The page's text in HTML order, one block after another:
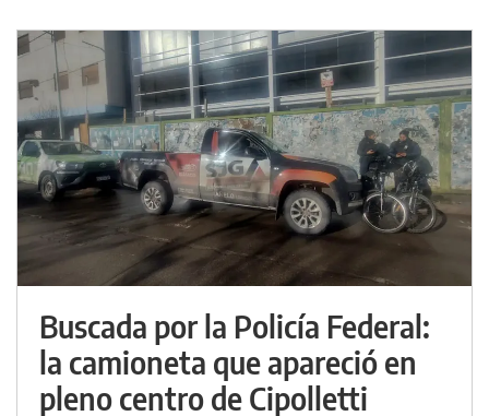
Buscada por la Policía Federal:
la camioneta que apareció en
pleno centro de Cipolletti